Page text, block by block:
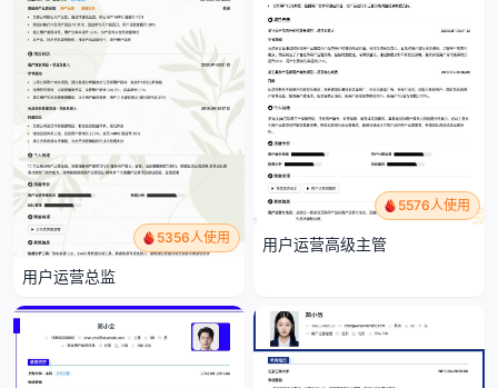
5356人使用
用户运营总监
5576人使用
用户运营高级主管